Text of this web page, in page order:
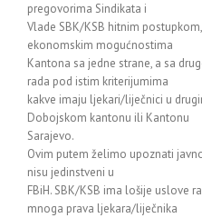
pregovorima Sindikata i
Vlade SBK/KSB hitnim
ekonomskim mogućnostima
Kantona sa jedne strane, a sa
rada pod istim kriterijumima
kakve imaju ljekari/liječnici u
Dobojskom kantonu ili Kantonu
Sarajevo.
Ovim putem želimo upoznati
nisu jedinstveni u
FBiH. SBK/KSB ima lošije uslove
mnoga prava ljekara/liječnika